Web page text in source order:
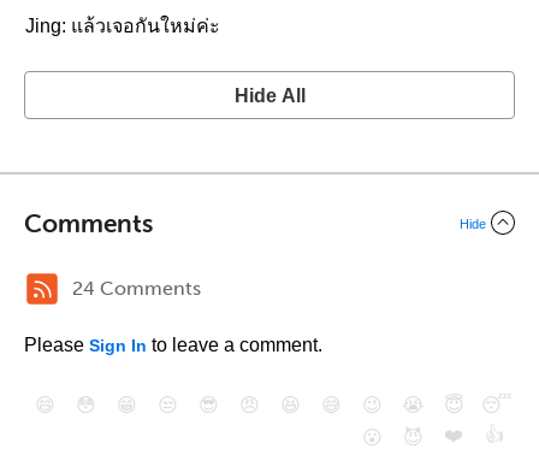
Jing: แล้วเจอกันใหม่ค่ะ
Hide All
Comments Hide
24 Comments
Please Sign In to leave a comment.
😄 😳 😁 😒 😎 😠 😆 😅 😉 😭 😇
😴
😮
😈 ❤️ 👍